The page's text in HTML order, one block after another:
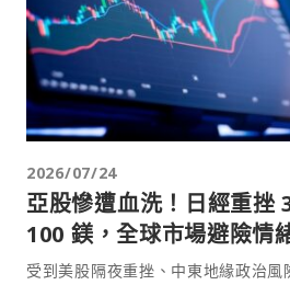
2026/07/24
亞股慘遭血洗！日經重挫
100 鎂，全球市場避險情
受到美股隔夜重挫、中東地緣政治風